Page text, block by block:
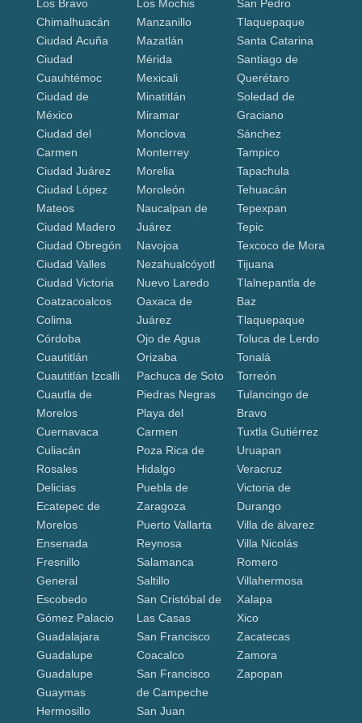
Los Bravo
Chimalhuacán
Ciudad Acuña
Ciudad
Cuauhtémoc
Ciudad de
México
Ciudad del
Carmen
Ciudad Juárez
Ciudad López
Mateos
Ciudad Madero
Ciudad Obregón
Ciudad Valles
Ciudad Victoria
Coatzacoalcos
Colima
Córdoba
Cuautitlán
Cuautitlán Izcalli
Cuautla de
Morelos
Cuernavaca
Culiacán
Rosales
Delicias
Ecatepec de
Morelos
Ensenada
Fresnillo
General
Escobedo
Gómez Palacio
Guadalajara
Guadalupe
Guadalupe
Guaymas
Hermosillo
Los Mochis
Manzanillo
Mazatlán
Mérida
Mexicali
Minatitlán
Miramar
Monclova
Monterrey
Morelia
Moroleón
Naucalpan de
Juárez
Navojoa
Nezahualcóyotl
Nuevo Laredo
Oaxaca de
Juárez
Ojo de Agua
Orizaba
Pachuca de Soto
Piedras Negras
Playa del
Carmen
Poza Rica de
Hidalgo
Puebla de
Zaragoza
Puerto Vallarta
Reynosa
Salamanca
Saltillo
San Cristóbal de
Las Casas
San Francisco
Coacalco
San Francisco
de Campeche
San Juan
San Pedro
Tlaquepaque
Santa Catarina
Santiago de
Querétaro
Soledad de
Graciano
Sánchez
Tampico
Tapachula
Tehuacán
Tepexpan
Tepic
Texcoco de Mora
Tijuana
Tlalnepantla de
Baz
Tlaquepaque
Toluca de Lerdo
Tonalá
Torreón
Tulancingo de
Bravo
Tuxtla Gutiérrez
Uruapan
Veracruz
Victoria de
Durango
Villa de álvarez
Villa Nicolás
Romero
Villahermosa
Xalapa
Xico
Zacatecas
Zamora
Zapopan